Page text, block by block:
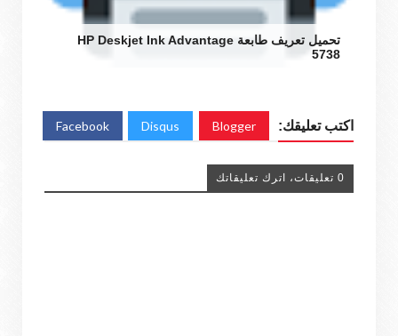
تحميل تعريف طابعة HP Deskjet Ink Advantage
5738
اكتب تعليقك: Blogger
Disqus
Facebook
0 تعليقات، اترك تعليقاتك